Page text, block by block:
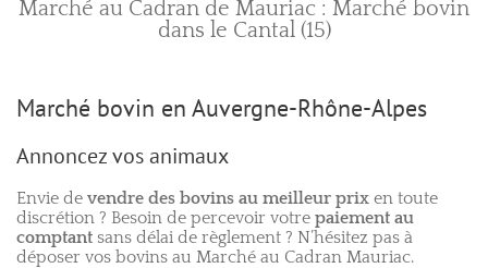
Marché au Cadran de Mauriac : Marché bovin
dans le Cantal (15)
Marché bovin en Auvergne-Rhône-Alpes
Annoncez vos animaux
Envie de vendre des bovins au meilleur prix en toute
discrétion ? Besoin de percevoir votre paiement au
comptant sans délai de règlement ? N’hésitez pas à
déposer vos bovins au Marché au Cadran Mauriac.